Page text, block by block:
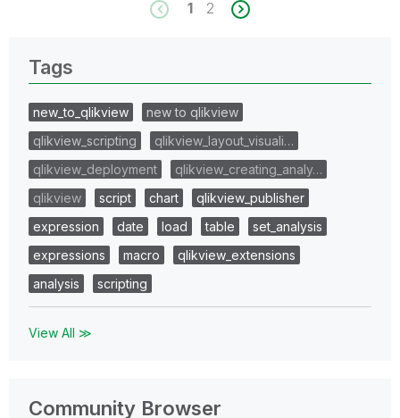
1 2
Tags
new_to_qlikview
new to qlikview
qlikview_scripting
qlikview_layout_visuali…
qlikview_deployment
qlikview_creating_analy…
qlikview
script chart
qlikview_publisher
expression
date load table
set_analysis
expressions
macro
qlikview_extensions
analysis
scripting
View All ≫
Community Browser